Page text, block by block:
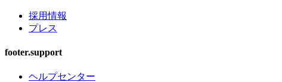
採用情報
プレス
footer.support
ヘルプセンター